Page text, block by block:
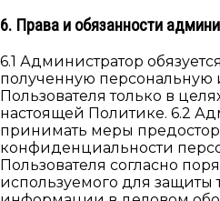
6. Права и обязанности
6.1 Администратор
полученную
Пользователя только в
настоящей Политике. 6.2
принимать меры
конфиденциальности
Пользователя согласно
используемого для защиты